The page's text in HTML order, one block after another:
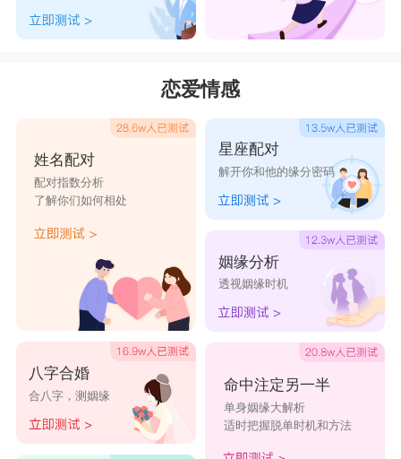
恋爱情感
姓名配对
配对指数分析
了解你们如何相处
八字合婚
合八字，测姻缘
星座配对
解开你和他的缘分密码
姻缘分析
透视姻缘时机
命中注定另一半
单身姻缘大解析
适时把握脱单时机和方法